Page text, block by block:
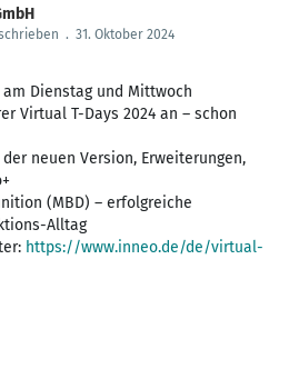
. 31. Oktober 2024
Dienstag und Mittwoch
Virtual T-Days 2024 an – schon
der neuen Version, Erweiterungen,
(MBD) – erfolgreiche
Alltag
https://www.inneo.de/de/virtual-